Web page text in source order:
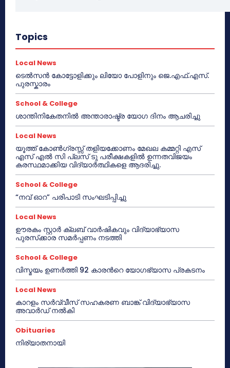
Topics
Local News
ടെൽസൻ കോട്ടോളിക്കും ലിയോ പോളിനും ജെ.എഫ്.എസ്.
പുരസ്കാരം
School & College
ശാന്തിനികേതനിൽ അന്താരാഷ്ട്ര യോഗ ദിനം ആചരിച്ചു
Local News
യൂത്ത് കോൺഗ്രസ്സ് തളിയക്കോണം മേഖല കമ്മറ്റി എസ്
എസ് എൽ സി പ്ലസ് ടു പരീക്ഷകളിൽ ഉന്നതവിജയം
കരസ്ഥമാക്കിയ വിദ്യാർത്ഥികളെ ആദരിച്ചു.
School & College
“നവ് ഓറ” പരിപാടി സംഘടിപ്പിച്ചു
Local News
ഊരകം സ്റ്റാർ ക്ലബ് വാർഷികവും വിദ്യാഭ്യാസ
പുരസ്‌ക്കാര സമർപ്പണം നടത്തി
School & College
വിസ്മയം ഉണർത്തി 92 കാരൻറെ യോഗഭ്യാസ പ്രകടനം
Local News
കാറളം സർവ്വീസ് സഹകരണ ബാങ്ക് വിദ്യാഭ്യാസ
അവാർഡ് നൽകി
Obituaries
നിര്യാതനായി